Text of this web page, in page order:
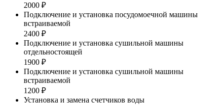
2000 ₽
Подключение и установка посудомоечной машины
встраиваемой
2400 ₽
Подключение и установка сушильной машины
отдельностоящей
1900 ₽
Подключение и установка сушильной машины
встраиваемой
1200 ₽
Установка и замена счетчиков воды